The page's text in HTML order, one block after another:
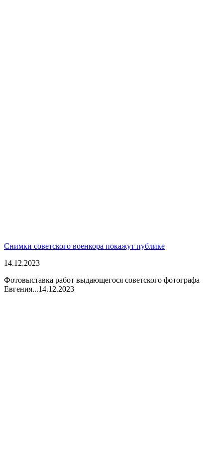
Снимки советского военкора покажут публике
14.12.2023
Фотовыставка работ выдающегося советского фотографа
Евгения...14.12.2023